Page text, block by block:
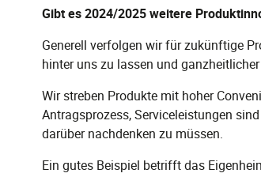
Gibt es 2024/2025 weitere
Generell verfolgen wir für zukünftige
hinter uns zu lassen und
Wir streben Produkte mit hoher
Antragsprozess, Serviceleistungen
darüber nachdenken zu müssen.
Ein gutes Beispiel betrifft das